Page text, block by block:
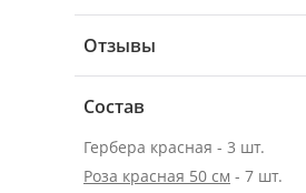
Отзывы
Состав
Гербера красная - 3 шт.
Роза красная 50 см - 7 шт.